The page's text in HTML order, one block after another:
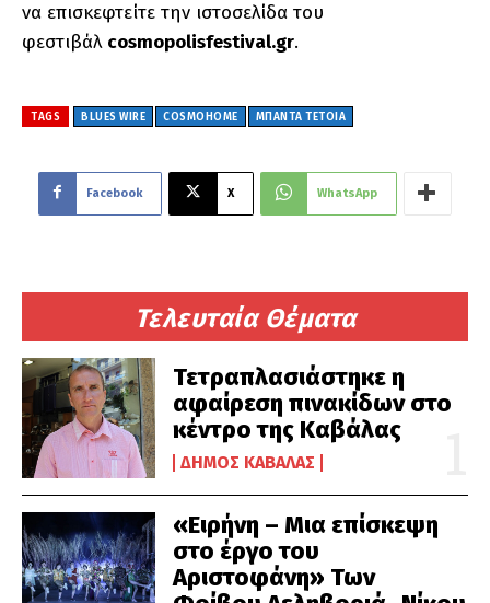
Τελευταία Θέματα
Τετραπλασιάστηκε η
αφαίρεση πινακίδων στο
κέντρο της Καβάλας
ΔΉΜΟΣ ΚΑΒΆΛΑΣ
«Ειρήνη – Μια επίσκεψη
στο έργο του
Αριστοφάνη» Των
να επισκεφτείτε την ιστοσελίδα του
φεστιβάλ cosmopolisfestival.gr.
TAGS BLUES WIRE COSMOHOME ΜΠΆΝΤΑ ΤΈΤΟΙΑ
Facebook X WhatsApp